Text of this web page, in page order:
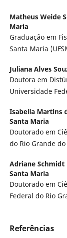
Matheus Weide
Maria
Graduação em
Santa Maria
Juliana Alves
Doutora em
Universidade
Isabella Martins
Santa Maria
Doutorado em
do Rio Grande do
Adriane Schmidt
Santa Maria
Doutorado em
Federal do Rio
Referências